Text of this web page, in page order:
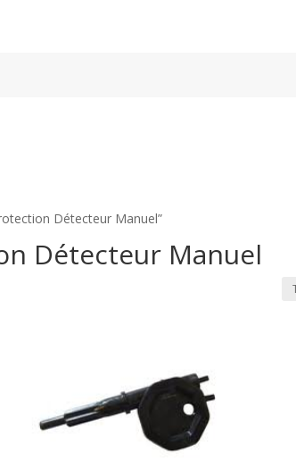
Détecteur Manuel”
Détecteur Manuel